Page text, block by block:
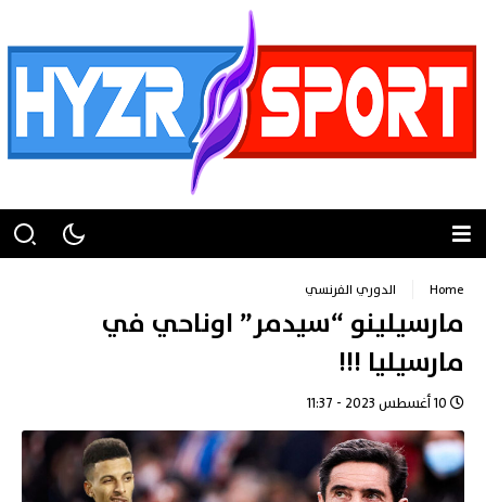
Home الدوري الفرنسي
مارسيلينو “سيدمر” اوناحي في
مارسيليا !!!